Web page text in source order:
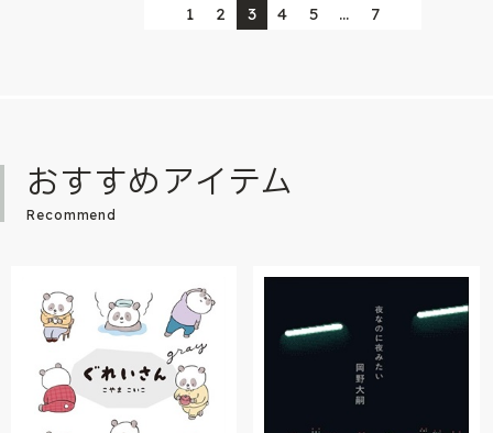
1 2 3 4 5 … 7
おすすめアイテム
Recommend